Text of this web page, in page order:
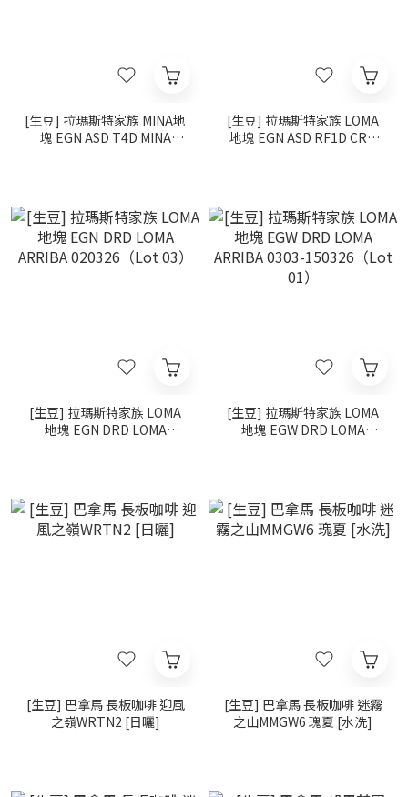
[生豆] 拉瑪斯特家族 MINA地
塊 EGN ASD T4D MINA
[生豆] 拉瑪斯特家族 LOMA
地塊 EGN ASD RF1D CRD
[生豆] 拉瑪斯特家族 LOMA
地塊 EGN DRD LOMA
[生豆] 拉瑪斯特家族 LOMA
地塊 EGW DRD LOMA
[生豆] 巴拿馬 長板咖啡 迎風
之嶺WRTN2 [日曬]
[生豆] 巴拿馬 長板咖啡 迷霧
之山MMGW6 瑰夏 [水洗]